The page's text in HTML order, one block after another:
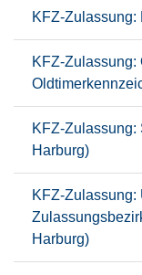
KFZ-Zulassung:
KFZ-Zulassung:
KFZ-
Harburg)
KFZ-Zulassung:
Harburg)